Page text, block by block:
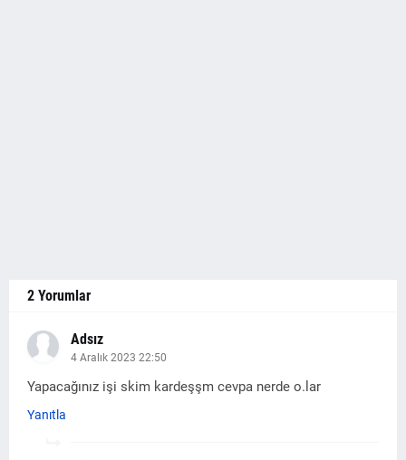
2 Yorumlar
Adsız
4 Aralık 2023 22:50
Yapacağınız işi skim kardeşşm cevpa nerde o.lar
Yanıtla